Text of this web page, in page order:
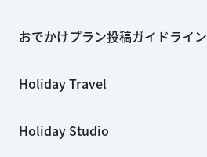
おでかけプラン投稿ガイドライン
Holiday Travel
Holiday Studio